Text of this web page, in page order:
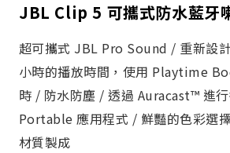
JBL Clip 5 可攜式防水藍牙
超可攜式 JBL Pro Sound / 重新設
小時的播放時間，使用 Playtime
時 / 防水防塵 / 透過 Auracast™ 進
Portable 應用程式 / 鮮豔的色彩選
材質製成